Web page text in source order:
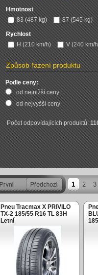
Hmotnost
83 (487 kg)
87 (545 kg)
Rychlost
H (210 km/h)
V (240 km/
Způsob řazení produktu
Podle ceny:
od nejnižší ceny
od nejvyšší ceny
Počet odpovídajících produktů:
1 2 3
Pneu Tracmax X PRIVILO
TX-2 185/55 R16 TL 83H
Letní